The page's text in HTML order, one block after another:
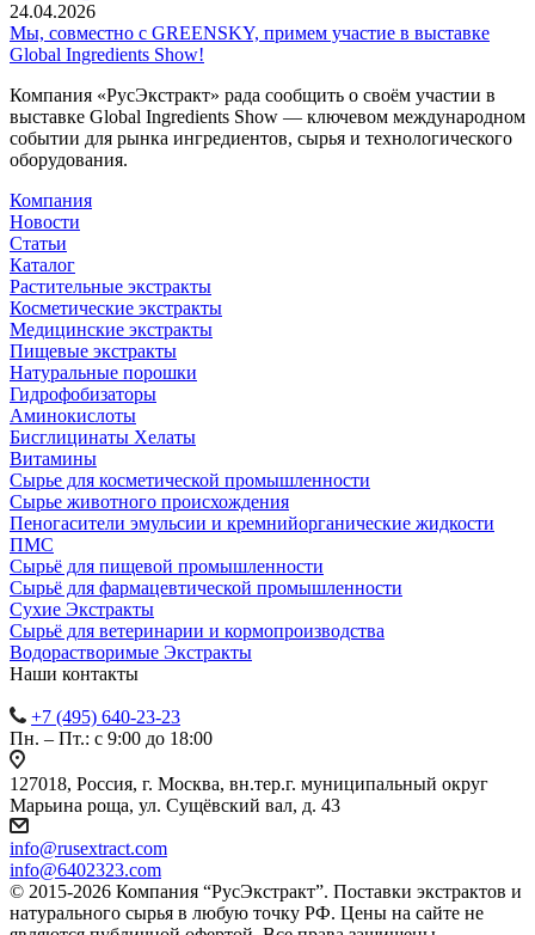
24.04.2026
Мы, совместно с GREENSKY, примем участие в выставке
Global Ingredients Show!
Компания «РусЭкстракт» рада сообщить о своём участии в
выставке Global Ingredients Show — ключевом международном
событии для рынка ингредиентов, сырья и технологического
оборудования.
Компания
Новости
Статьи
Каталог
Растительные экстракты
Косметические экстракты
Медицинские экстракты
Пищевые экстракты
Натуральные порошки
Гидрофобизаторы
Аминокислоты
Бисглицинаты Хелаты
Витамины
Сырье для косметической промышленности
Сырье животного происхождения
Пеногасители эмульсии и кремнийорганические жидкости
ПМС
Сырьё для пищевой промышленности
Сырьё для фармацевтической промышленности
Сухие Экстракты
Сырьё для ветеринарии и кормопроизводства
Водорастворимые Экстракты
Наши контакты
+7 (495) 640-23-23
Пн. – Пт.: с 9:00 до 18:00
127018, Россия, г. Москва, вн.тер.г. муниципальный округ
Марьина роща, ул. Сущёвский вал, д. 43
info@rusextract.com
info@6402323.com
© 2015-2026 Компания “РусЭкстракт”. Поставки экстрактов и
натурального сырья в любую точку РФ. Цены на сайте не